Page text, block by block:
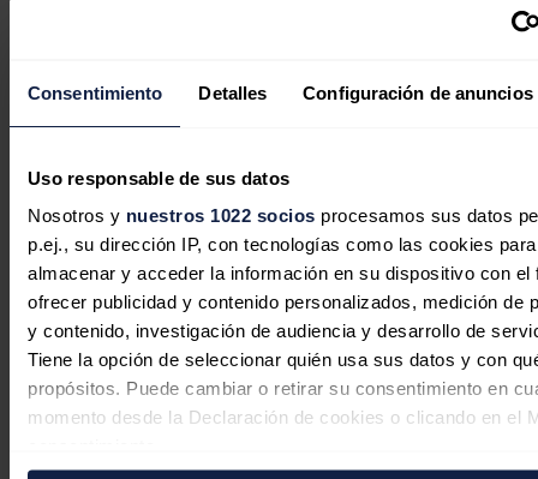
Consentimiento Detalles Configuración de anuncios
Uso responsable de sus datos
Nosotros y nuestros 1022 socios procesamos sus datos
p.ej., su dirección IP, con tecnologías como las cookies para
almacenar y acceder la información en su dispositivo con el
ofrecer publicidad y contenido personalizados, medición de
y contenido, investigación de audiencia y desarrollo de
Tiene la opción de seleccionar quién usa sus datos y con
propósitos. Puede cambiar o retirar su consentimiento en
momento desde la Declaración de cookies o clicando en el
ucraniano tarde o temprano, advirtió en declaraciones a EFE.